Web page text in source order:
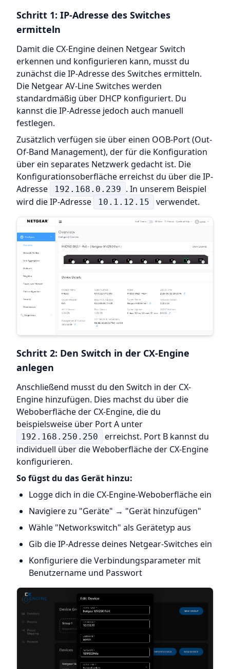
Schritt 1: IP-Adresse des Switches
ermitteln
Damit die CX-Engine deinen Netgear Switch
erkennen und konfigurieren kann, musst du
zunächst die IP-Adresse des Switches ermitteln.
Die Netgear AV-Line Switches werden
standardmäßig über DHCP konfiguriert. Du
kannst die IP-Adresse jedoch auch manuell
festlegen.
Zusätzlich verfügen sie über einen OOB-Port (Out-
Of-Band Management), der für die Konfiguration
über ein separates Netzwerk gedacht ist. Die
Konfigurationsoberfläche erreichst du über die IP-
Adresse
192.168.0.239 . In unserem Beispiel
wird die IP-Adresse
10.1.12.15 verwendet.
Schritt 2: Den Switch in der CX-Engine
anlegen
Anschließend musst du den Switch in der CX-
Engine hinzufügen. Dies machst du über die
Weboberfläche der CX-Engine, die du
beispielsweise über Port A unter
192.168.250.250
erreichst. Port B kannst du
individuell über die Weboberfläche der CX-Engine
konfigurieren.
So fügst du das Gerät hinzu:
Logge dich in die CX-Engine-Weboberfläche ein
Navigiere zu "Geräte" → "Gerät hinzufügen"
Wähle "Networkswitch" als Gerätetyp aus
Gib die IP-Adresse deines Netgear-Switches ein
Konfiguriere die Verbindungsparameter mit
Benutzername und Passwort